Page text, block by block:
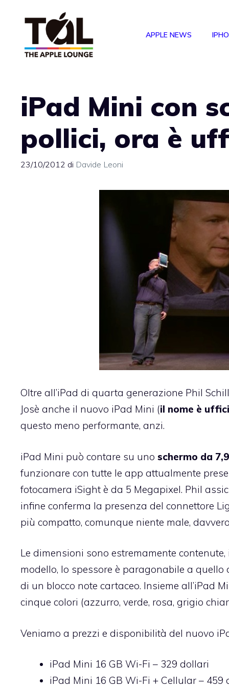
APPLE NEWS
iPad Mini con
pollici, ora è
23/10/2012 di Davide Leoni
Oltre all’iPad di quarta generazione Phil
Josè anche il nuovo iPad Mini (il nome è
questo meno performante, anzi.
iPad Mini può contare su uno schermo da
funzionare con tutte le app attualmente
fotocamera iSight è da 5 Megapixel. Phil
infine conferma la presenza del connettore
più compatto, comunque niente male,
Le dimensioni sono estremamente
modello, lo spessore è paragonabile a
di un blocco note cartaceo. Insieme all’iPad
cinque colori (azzurro, verde, rosa, grigio
Veniamo a prezzi e disponibilità del nuovo
iPad Mini 16 GB Wi-Fi – 329 dollari
iPad Mini 16 GB Wi-Fi + Cellular – 459